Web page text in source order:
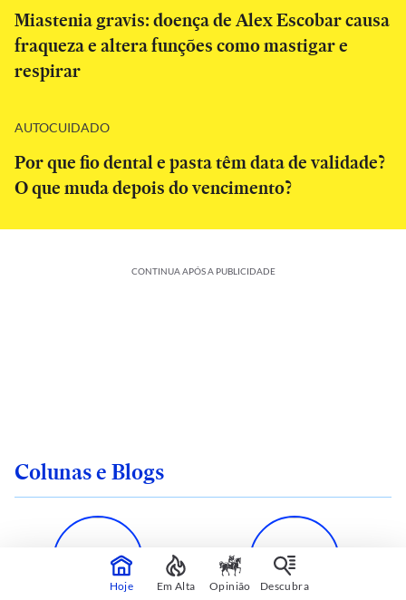
Miastenia gravis: doença de Alex Escobar causa
fraqueza e altera funções como mastigar e
respirar
AUTOCUIDADO
Por que fio dental e pasta têm data de validade?
O que muda depois do vencimento?
CONTINUA APÓS A PUBLICIDADE
Colunas e Blogs
Hoje Em Alta Opinião Descubra